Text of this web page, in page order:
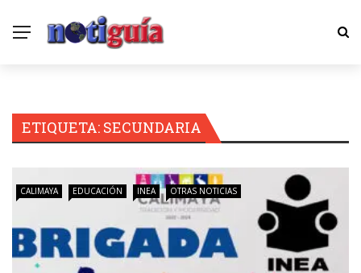
ETIQUETA: SECUNDARIA
CALIMAYA EDUCACIÓN INEA OTRAS NOTICIAS